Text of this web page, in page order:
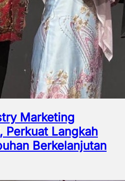
Marketing
Perkuat Langkah
Berkelanjutan